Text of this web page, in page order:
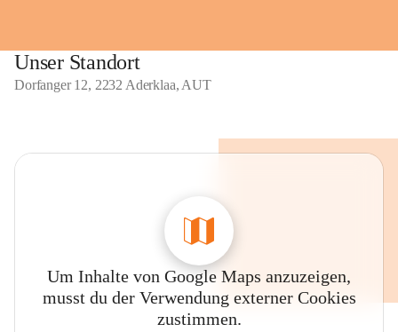
Unser Standort
Dorfanger 12, 2232 Aderklaa, AUT
Um Inhalte von Google Maps anzuzeigen,
musst du der Verwendung externer Cookies
zustimmen.